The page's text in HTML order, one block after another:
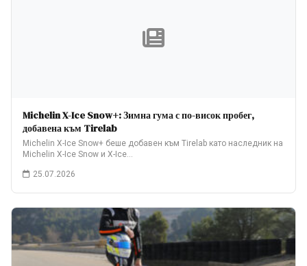
Michelin X-Ice Snow+: Зимна гума с по-висок пробег,
добавена към Tirelab
Michelin X-Ice Snow+ беше добавен към Tirelab като наследник на
Michelin X-Ice Snow и X-Ice…
25.07.2026